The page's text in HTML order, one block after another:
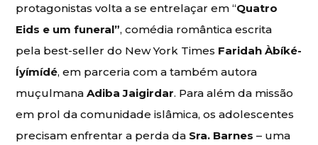
protagonistas volta a se entrelaçar em “Quatro
Eids e um funeral”, comédia romântica escrita
pela best-seller do New York Times Faridah Àbíké-
Íyímídé, em parceria com a também autora
muçulmana Adiba Jaigirdar. Para além da missão
em prol da comunidade islâmica, os adolescentes
precisam enfrentar a perda da Sra. Barnes – uma